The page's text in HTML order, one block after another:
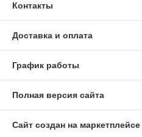
Контакты
Доставка и оплата
График работы
Полная версия сайта
Сайт создан на маркетплейсе